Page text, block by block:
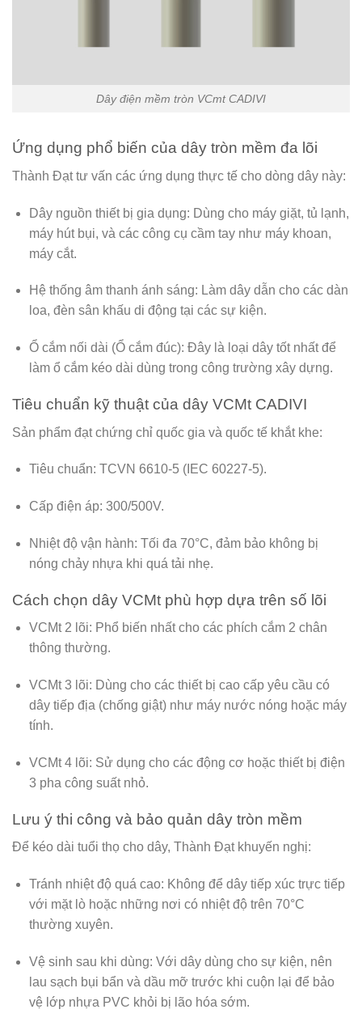
Dây điện mềm tròn VCmt CADIVI
Ứng dụng phổ biến của dây tròn mềm đa lõi
Thành Đạt tư vấn các ứng dụng thực tế cho dòng dây này:
Dây nguồn thiết bị gia dụng: Dùng cho máy giặt, tủ lạnh,
máy hút bụi, và các công cụ cầm tay như máy khoan,
máy cắt.
Hệ thống âm thanh ánh sáng: Làm dây dẫn cho các dàn
loa, đèn sân khấu di động tại các sự kiện.
Ổ cắm nối dài (Ổ cắm đúc): Đây là loại dây tốt nhất để
làm ổ cắm kéo dài dùng trong công trường xây dựng.
Tiêu chuẩn kỹ thuật của dây VCMt CADIVI
Sản phẩm đạt chứng chỉ quốc gia và quốc tế khắt khe:
Tiêu chuẩn: TCVN 6610-5 (IEC 60227-5).
Cấp điện áp: 300/500V.
Nhiệt độ vận hành: Tối đa 70°C, đảm bảo không bị
nóng chảy nhựa khi quá tải nhẹ.
Cách chọn dây VCMt phù hợp dựa trên số lõi
VCMt 2 lõi: Phổ biến nhất cho các phích cắm 2 chân
thông thường.
VCMt 3 lõi: Dùng cho các thiết bị cao cấp yêu cầu có
dây tiếp địa (chống giật) như máy nước nóng hoặc máy
tính.
VCMt 4 lõi: Sử dụng cho các động cơ hoặc thiết bị điện
3 pha công suất nhỏ.
Lưu ý thi công và bảo quản dây tròn mềm
Để kéo dài tuổi thọ cho dây, Thành Đạt khuyến nghị:
Tránh nhiệt độ quá cao: Không để dây tiếp xúc trực tiếp
với mặt lò hoặc những nơi có nhiệt độ trên 70°C
thường xuyên.
Vệ sinh sau khi dùng: Với dây dùng cho sự kiện, nên
lau sạch bụi bẩn và dầu mỡ trước khi cuộn lại để bảo
vệ lớp nhựa PVC khỏi bị lão hóa sớm.